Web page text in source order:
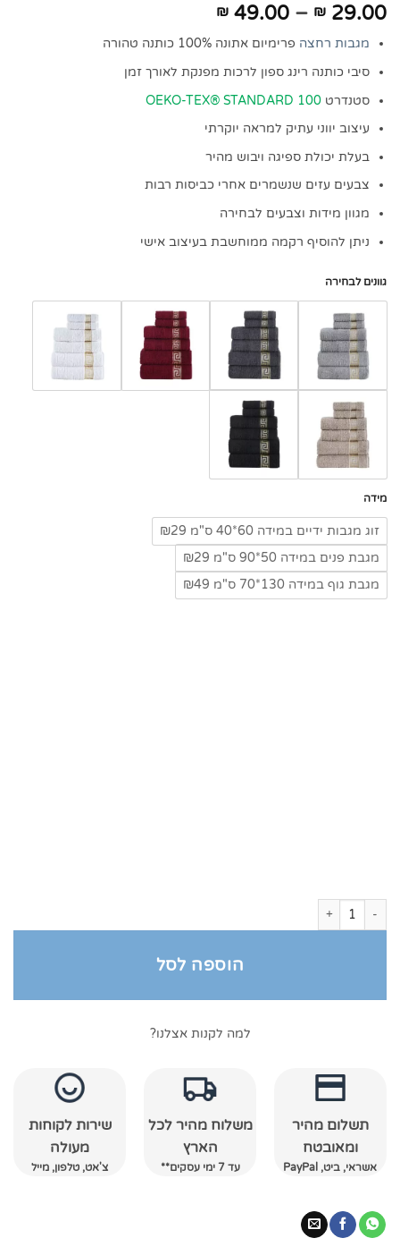
₪ 29.00
–
₪ 49.00
מחירים:
עד
מגבות רחצה פרימיום אתונה 100% כותנה טהורה
סיבי כותנה רינג ספון לרכות מפנקת לאורך זמן
סטנדרט OEKO-TEX® STANDARD 100
עיצוב יווני עתיק למראה יוקרתי
בעלת יכולת ספיגה ויבוש מהיר
צבעים עזים שנשמרים אחרי כביסות רבות
מגוון מידות וצבעים לבחירה
ניתן להוסיף רקמה ממוחשבת בעיצוב אישי
גוונים לבחירה
מידה
זוג מגבות ידיים במידה 60*40 ס"מ ₪29
מגבת פנים במידה 50*90 ס"מ ₪29
מגבת גוף במידה 130*70 ס"מ ₪49
כמות של מגבות רחצה פרימיום אתונה
הוספה לסל
למה לקנות אצלנו?
תשלום מהיר
ומאובטח
אשראי, ביט, PayPal
משלוח מהיר לכל
הארץ
עד 7 ימי עסקים**
שירות לקוחות
מעולה
צ'אט, טלפון, מייל